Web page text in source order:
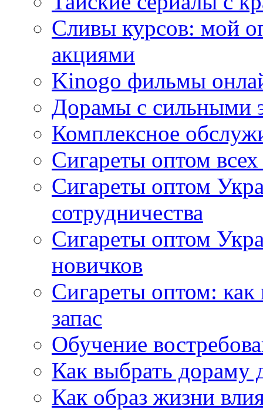
Сливы курсов: мой
акциями
Kinogo фильмы
Дорамы с сильными
Комплексное
Сигареты оптом
Сигареты оптом
сотрудничества
Сигареты оптом
новичков
Сигареты оптом:
запас
Обучение
Как выбрать дораму
Как образ жизни